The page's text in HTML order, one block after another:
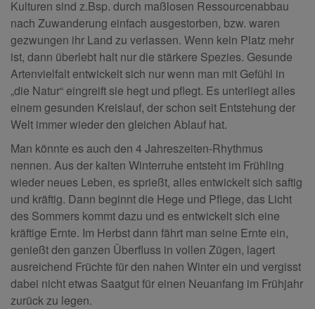
Kulturen sind z.Bsp. durch maßlosen Ressourcenabbau
nach Zuwanderung einfach ausgestorben, bzw. waren
gezwungen ihr Land zu verlassen. Wenn kein Platz mehr
ist, dann überlebt halt nur die stärkere Spezies. Gesunde
Artenvielfalt entwickelt sich nur wenn man mit Gefühl in
„die Natur“ eingreift sie hegt und pflegt. Es unterliegt alles
einem gesunden Kreislauf, der schon seit Entstehung der
Welt immer wieder den gleichen Ablauf hat.
Man könnte es auch den 4 Jahreszeiten-Rhythmus
nennen. Aus der kalten Winterruhe entsteht im Frühling
wieder neues Leben, es sprießt, alles entwickelt sich saftig
und kräftig. Dann beginnt die Hege und Pflege, das Licht
des Sommers kommt dazu und es entwickelt sich eine
kräftige Ernte. Im Herbst dann fährt man seine Ernte ein,
genießt den ganzen Überfluss in vollen Zügen, lagert
ausreichend Früchte für den nahen Winter ein und vergisst
dabei nicht etwas Saatgut für einen Neuanfang im Frühjahr
zurück zu legen.